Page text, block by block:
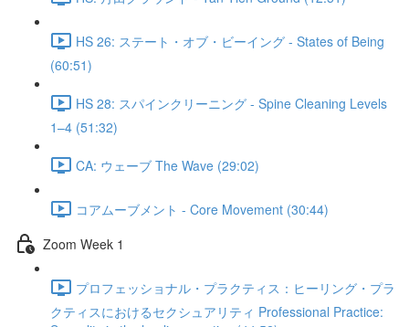
HS 26: ステート・オブ・ビーイング - States of Being
(60:51)
HS 28: スパインクリーニング - Spine Cleaning Levels
1–4 (51:32)
CA: ウェーブ The Wave (29:02)
コアムーブメント - Core Movement (30:44)
Zoom Week 1
プロフェッショナル・プラクティス：ヒーリング・プラ
クティスにおけるセクシュアリティ Professional Practice: